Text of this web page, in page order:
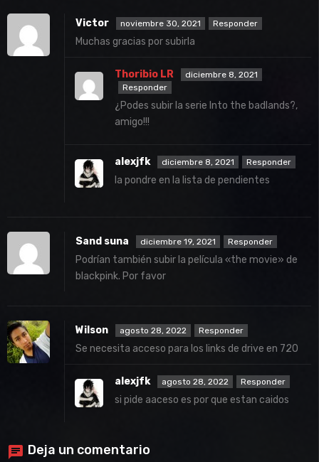
Victor noviembre 30, 2021 Responder
Muchas gracias por subirla
Thoribio LR
diciembre 8, 2021
Responder
¿Podes subir la serie Into the badlands?,
amigo!!!
alexjfk diciembre 8, 2021 Responder
la pondre en la lista de pendientes
Sand suna diciembre 19, 2021 Responder
Podrían también subir la película «the movie» de
blackpink. Por favor
Wilson agosto 28, 2022 Responder
Se necesita acceso para los links de drive en 720
alexjfk agosto 28, 2022 Responder
si pide aaceso es por que estan caidos
Deja un comentario